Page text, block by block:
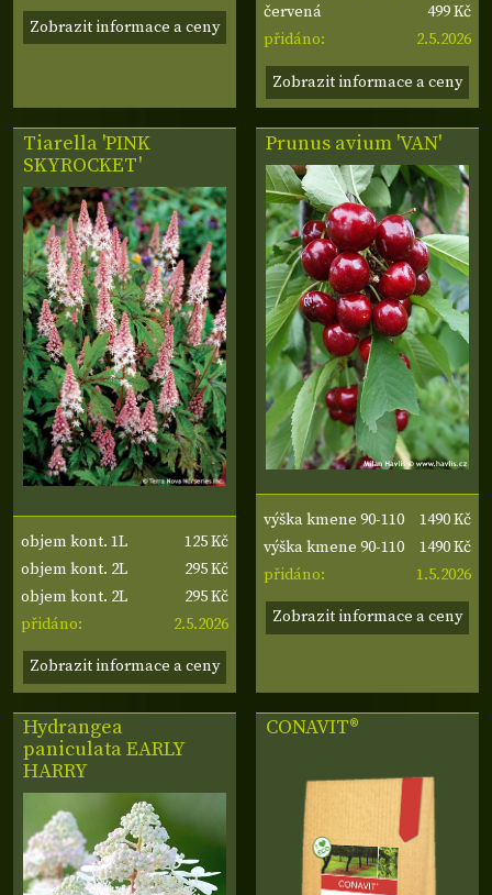
Zobrazit informace a ceny
tmavě lila
červená
499 Kč
přidáno:
2.5.2026
Zobrazit informace a ceny
Tiarella 'PINK
SKYROCKET'
objem kont. 1L
125 Kč
objem kont. 2L
295 Kč
objem kont. 2L
295 Kč
přidáno:
2.5.2026
Zobrazit informace a ceny
Prunus avium 'VAN'
výška kmene 90-110
cm, odnož ptáčnice
1490 Kč
výška kmene 90-110
cm, odnož ptáčnice
1490 Kč
přidáno:
1.5.2026
Zobrazit informace a ceny
Hydrangea
paniculataEARLY
HARRY
CONAVIT®